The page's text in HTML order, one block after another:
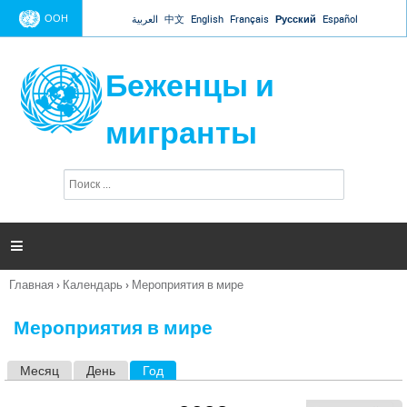
Jump to navigation
ООН العربية 中文 English Français Русский Español
Беженцы и
мигранты
п
и

Вы
Главная › Календарь › Мероприятия в мире
Мероприятия в мире
Месяц День Год